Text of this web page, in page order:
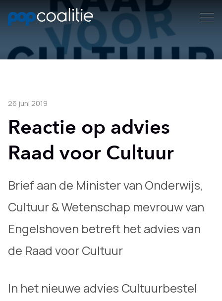
26 juni 2019
Reactie op advies
Raad voor Cultuur
Brief aan de Minister van Onderwijs,
Cultuur & Wetenschap mevrouw van
Engelshoven betreft het advies van
de Raad voor Cultuur
In het nieuwe advies Cultuurbestel